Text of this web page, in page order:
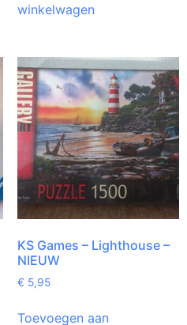
winkelwagen
KS Games – Lighthouse –
NIEUW
€ 5,95
Toevoegen aan